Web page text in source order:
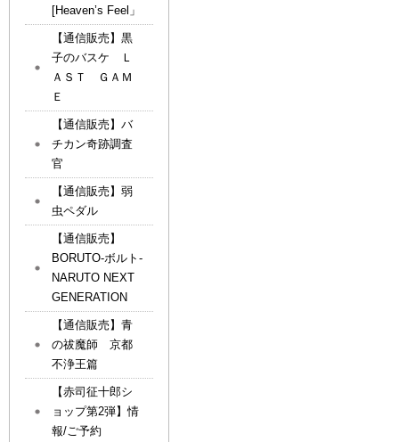
[Heaven’s Feel」
【通信販売】黒
子のバスケ Ｌ
ＡＳＴ ＧＡＭ
Ｅ
【通信販売】バ
チカン奇跡調査
官
【通信販売】弱
虫ペダル
【通信販売】
BORUTO-ボルト-
NARUTO NEXT
GENERATION
【通信販売】青
の祓魔師 京都
不浄王篇
【赤司征十郎シ
ョップ第2弾】情
報/ご予約